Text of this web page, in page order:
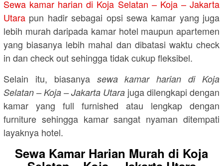
Sewa kamar harian di Koja Selatan – Koja – Jakarta
Utara pun hadir sebagai opsi sewa kamar yang juga
lebih murah daripada kamar hotel maupun apartemen
yang biasanya lebih mahal dan dibatasi waktu check
in dan check out sehingga tidak cukup fleksibel.
Selain itu, biasanya sewa kamar harian di Koja
Selatan – Koja – Jakarta Utara juga dilengkapi dengan
kamar yang full furnished atau lengkap dengan
furniture sehingga kamar sangat nyaman ditempati
layaknya hotel.
Sewa Kamar Harian Murah di Koja